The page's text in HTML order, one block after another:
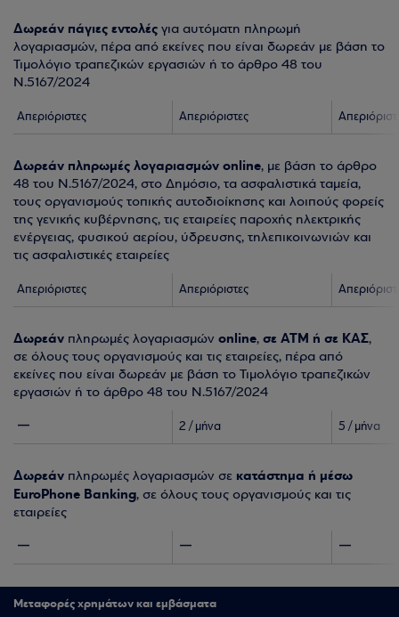
Δωρεάν πάγιες εντολές για αυτόματη πληρωμή
λογαριασμών, πέρα από εκείνες που είναι δωρεάν με βάση το
Τιμολόγιο τραπεζικών εργασιών ή το άρθρο 48 του
Ν.5167/2024
Απεριόριστες Απεριόριστες
Δωρεάν πληρωμές λογαριασμών online, με βάση το άρθρο
48 του Ν.5167/2024, στο Δημόσιο, τα ασφαλιστικά ταμεία,
τους οργανισμούς τοπικής αυτοδιοίκησης και λοιπούς φορείς
της γενικής κυβέρνησης, τις εταιρείες παροχής ηλεκτρικής
ενέργειας, φυσικού αερίου, ύδρευσης, τηλεπικοινωνιών και
τις ασφαλιστικές εταιρείες
Απεριόριστες Απεριόριστες
Δωρεάν πληρωμές λογαριασμών online, σε ΑΤΜ ή σε ΚΑΣ,
σε όλους τους οργανισμούς και τις εταιρείες, πέρα από
εκείνες που είναι δωρεάν με βάση το Τιμολόγιο τραπεζικών
εργασιών ή το άρθρο 48 του Ν.5167/2024
2 / μήνα 5 / μήνα
Δωρεάν πληρωμές λογαριασμών σε κατάστημα ή μέσω
EuroPhone Banking, σε όλους τους οργανισμούς και τις
εταιρείες
Μεταφορές χρημάτων και εμβάσματα